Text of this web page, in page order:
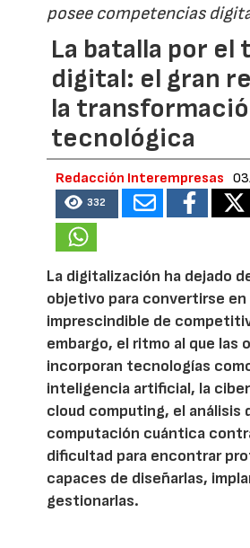
posee competencias
La batalla por el
digital: el gran
la
tecnológica
Redacción Interempresas
332
La digitalización ha dejado
objetivo para convertirse en
imprescindible de
embargo, el ritmo al que las
incorporan tecnologías
inteligencia artificial, la
cloud computing, el análisis
computación cuántica
dificultad para encontrar
capaces de diseñarlas,
gestionarlas.